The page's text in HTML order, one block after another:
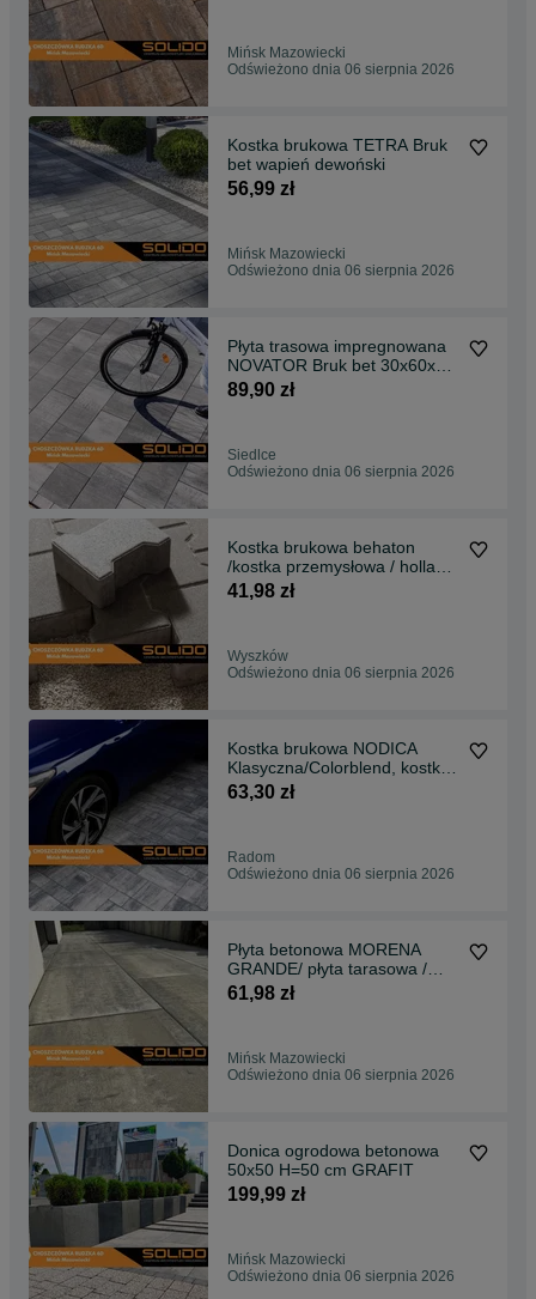
Mińsk Mazowiecki
Odświeżono dnia 06 sierpnia 2026
Kostka brukowa TETRA Bruk
bet wapień dewoński
56,99 zł
Mińsk Mazowiecki
Odświeżono dnia 06 sierpnia 2026
Płyta trasowa impregnowana
NOVATOR Bruk bet 30x60x4
cm/ taras
89,90 zł
Siedlce
Odświeżono dnia 06 sierpnia 2026
Kostka brukowa behaton
/kostka przemysłowa / holland
/ PROMOCJA
41,98 zł
Wyszków
Odświeżono dnia 06 sierpnia 2026
Kostka brukowa NODICA
Klasyczna/Colorblend, kostka
dekoracyjna
63,30 zł
Radom
Odświeżono dnia 06 sierpnia 2026
Płyta betonowa MORENA
GRANDE/ płyta tarasowa /
płyta chodnikowa
61,98 zł
Mińsk Mazowiecki
Odświeżono dnia 06 sierpnia 2026
Donica ogrodowa betonowa
50x50 H=50 cm GRAFIT
199,99 zł
Mińsk Mazowiecki
Odświeżono dnia 06 sierpnia 2026